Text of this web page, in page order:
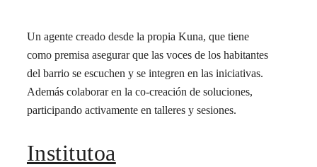
Un agente creado desde la propia Kuna, que tiene
como premisa asegurar que las voces de los habitantes
del barrio se escuchen y se integren en las iniciativas.
Además colaborar en la co-creación de soluciones,
participando activamente en talleres y sesiones.
Institutoa